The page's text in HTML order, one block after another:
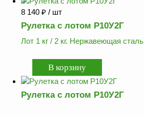
Гарантия
возврат
Вакансии
8 140 ₽ / шт
Рулетка с лотом Р10У2Г
Лот 1 кг / 2 кг. Нержавеющая сталь
Рулетка с лотом Р10У2Г